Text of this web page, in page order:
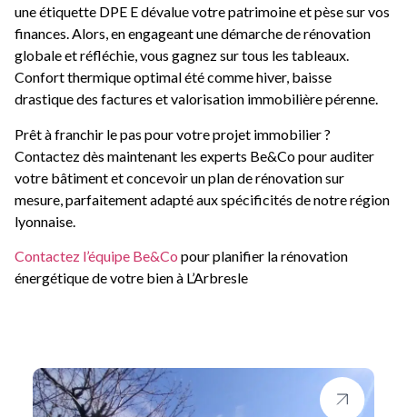
une étiquette DPE E dévalue votre patrimoine et pèse sur vos
finances. Alors, en engageant une démarche de rénovation
globale et réfléchie, vous gagnez sur tous les tableaux.
Confort thermique optimal été comme hiver, baisse
drastique des factures et valorisation immobilière pérenne.
Prêt à franchir le pas pour votre projet immobilier ?
Contactez dès maintenant les experts Be&Co pour auditer
votre bâtiment et concevoir un plan de rénovation sur
mesure, parfaitement adapté aux spécificités de notre région
lyonnaise.
Contactez l’équipe Be&Co pour planifier la rénovation
énergétique de votre bien à L’Arbresle